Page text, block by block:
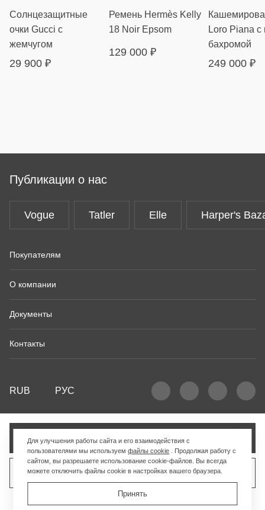
Добавить в корзину
Продать похожий товар
Солнцезащитные
очки Gucci с
жемчугом
29 900 ₽
Ремень Hermès Kelly
18 Noir Epsom
129 000 ₽
Loro Piana
бахромой
249 000 ₽
Публикации о нас
Vogue Tatler Elle Harper's
Покупателям
О компании
Документы
Контакты
RUB РУС
Для улучшения работы сайта и его взаимодействия с
пользователями мы используемфайлы cookie . Продолжая работу с
сайтом, вы разрешаете использование cookie-файлов. Вы всегда
можете отключить файлы cookie в настройках вашего браузера.
Принять